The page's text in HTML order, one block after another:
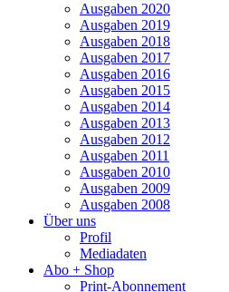
Ausgaben 2020
Ausgaben 2019
Ausgaben 2018
Ausgaben 2017
Ausgaben 2016
Ausgaben 2015
Ausgaben 2014
Ausgaben 2013
Ausgaben 2012
Ausgaben 2011
Ausgaben 2010
Ausgaben 2009
Ausgaben 2008
Über uns
Profil
Mediadaten
Abo + Shop
Print-Abonnement